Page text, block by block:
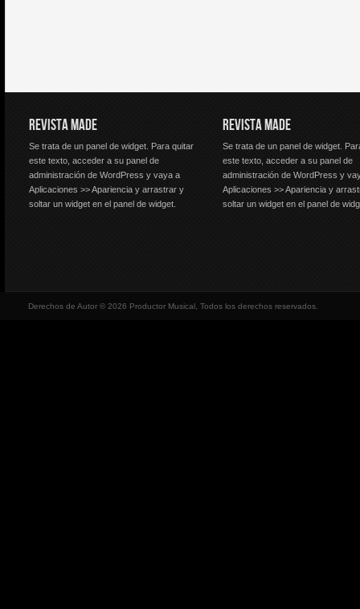
REVISTA MADE
Se trata de un panel de widget. Para quitar
este texto, acceder a su panel de
administración de WordPress y vaya a
Aplicaciones >> Apariencia y arrastrar y
soltar un widget en el panel de widget.
REVISTA MADE
Se trata de un panel de widget.
este texto, acceder a su panel de
administración de WordPress y
Aplicaciones >> Apariencia y
soltar un widget en el panel de
Derechos de Autor © 2026 Productor Musical, Todos los derechos reservados.